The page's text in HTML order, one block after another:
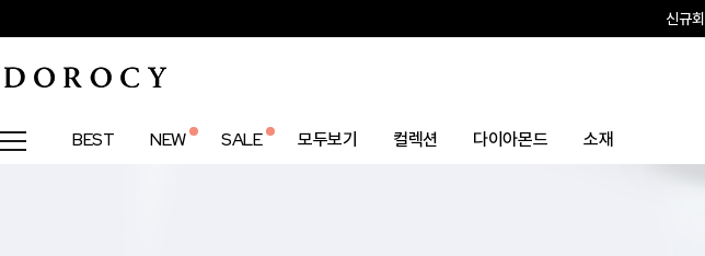
신규
BEST NEW SALE 모두보기 컬렉션 다이아몬드 소재